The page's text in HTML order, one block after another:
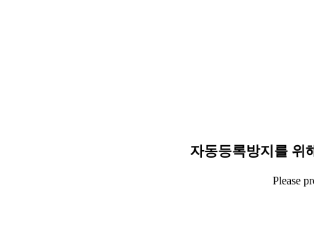
자동등록방지를 위
Please